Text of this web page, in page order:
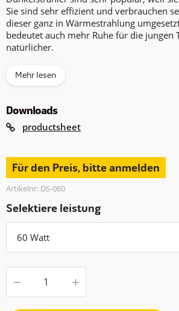
Sie sind sehr effizient und verbrauchen
dieser ganz in Wärmestrahlung
bedeutet auch mehr Ruhe für die jungen
natürlicher.
Mehr lesen
Downloads
productsheet
Für den Preis, bitte anmelden
Artikelnr: DS-060
Selektiere leistung